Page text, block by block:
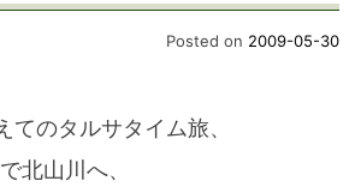
リエンス
Posted on 2009-05-30
てのタルサタイム旅、
北山川へ、